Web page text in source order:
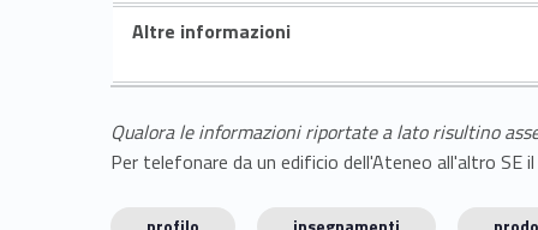
Altre informazioni
Qualora le informazioni riportate a lato risultino
Per telefonare da un edificio dell'Ateneo all'altro